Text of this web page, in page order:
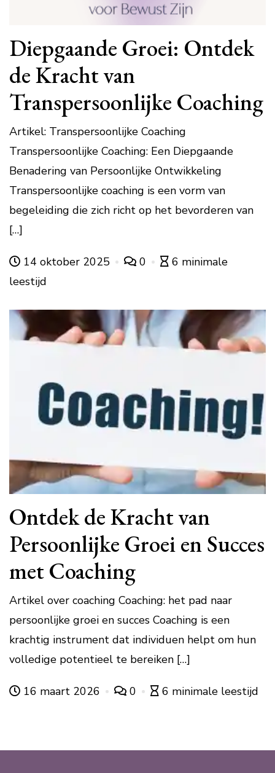
Diepgaande Groei: Ontdek
de Kracht van
Transpersoonlijke Coaching
Artikel: Transpersoonlijke Coaching
Transpersoonlijke Coaching: Een Diepgaande
Benadering van Persoonlijke Ontwikkeling
Transpersoonlijke coaching is een vorm van
begeleiding die zich richt op het bevorderen van
[…]
14 oktober 2025 0
6 minimale
leestijd
Ontdek de Kracht van
Persoonlijke Groei en Succes
met Coaching
Artikel over coaching Coaching: het pad naar
persoonlijke groei en succes Coaching is een
krachtig instrument dat individuen helpt om hun
volledige potentieel te bereiken […]
16 maart 2026 0 6 minimale leestijd